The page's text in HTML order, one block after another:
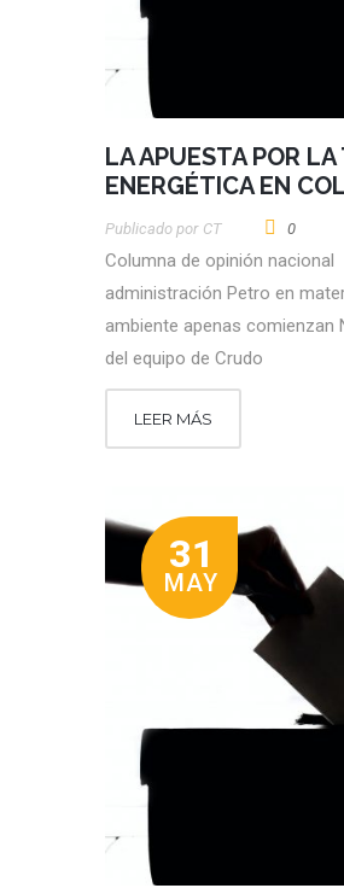
LA APUESTA POR
ENERGÉTICA EN
Publicado por CT 0
Columna de opinión
administración Petro en
ambiente apenas comienzan
del equipo de Crudo
LEER MÁS
31
MAY